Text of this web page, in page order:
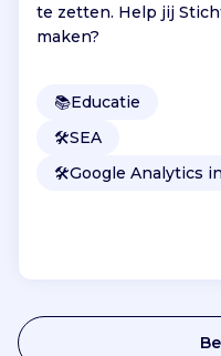
te zetten. Help jij
maken?
📚Educatie
🛠️SEA
🛠️Google Analytics